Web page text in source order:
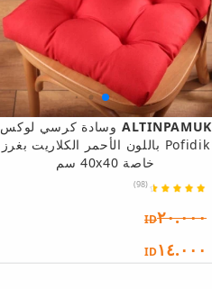
ALTINPAMUK وسادة كرسي لوكس
Pofidik باللون الأحمر الكلاريت بغرز
خاصة 40x40 سم
(98)
ID٢٠.٠٠٠
ID١٤.٠٠٠